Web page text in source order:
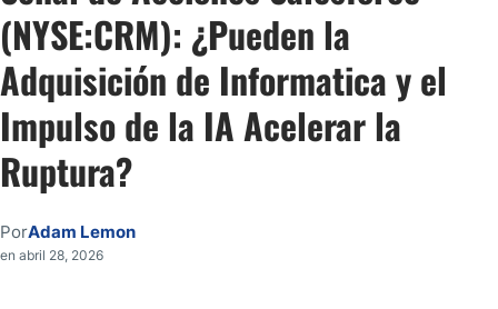
Análisis Técnico de Salesforce
Mi Operación Larga de Acciones en CRM
(NYSE:CRM): ¿Pueden la
Adquisición de Informatica y el
Impulso de la IA Acelerar la
Ruptura?
PorAdam Lemon
en abril 28, 2026